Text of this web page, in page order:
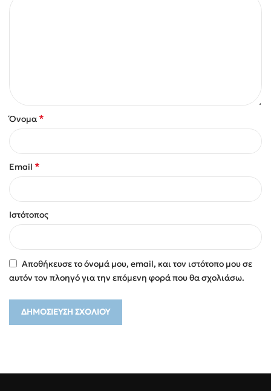
Όνομα *
Email *
Ιστότοπος
Αποθήκευσε το όνομά μου, email, και τον ιστότοπο μου σε
αυτόν τον πλοηγό για την επόμενη φορά που θα σχολιάσω.